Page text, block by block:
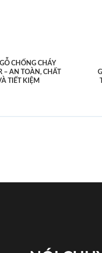
CHỐNG CHÁY
– AN TOÀN, CHẤT
TIẾT KIỆM